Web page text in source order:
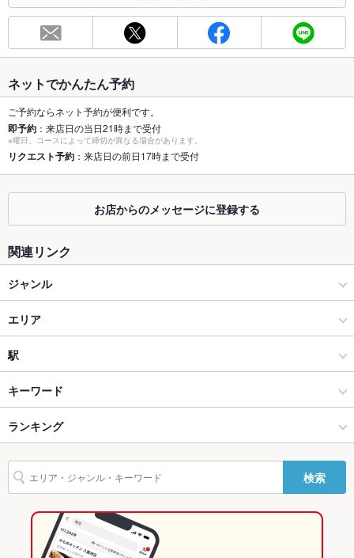
総席数 40席(カウンター4席、テーブル4名×10)
最大宴会収
30人(30名まで)
個室 あり ：半個室3室
座敷 あり
掘りごたつ あり
カウンター あり
ソファー なし
テラス席
貸切
設備
Wi-Fi
ー
駐車場
その他設備 －
その他
飲み放題 あり ：コースのみ利用可。
食べ放題 あり ：飲み放題込み
ネットでかんたん予約
ご予約ならネット予約が便利です。
即予約 ：来店日の当日21時まで受付
※曜日、コースによって締切が異なる場合があります。
リクエスト予約 ：来店日の前日17時まで受付
お店からのメッセージに登録する
関連リンク
ジャンル
焼肉・ホルモン
焼肉
金沢(片町･香林坊･にし茶屋周辺) × 焼肉・ホルモン
金沢(片町･香林坊･にし茶屋周辺) × 焼肉
金沢駅 × 焼肉・ホルモン
金沢駅 × 焼肉
エリア
片町
片町 × 焼肉・ホルモン
片町 × 焼肉
石川
石川 × 焼肉・ホルモン
石川 × 焼肉
駅
金沢駅
キーワード
エビ料理 冷麺
ランキング
石川のグルメランキング
石川の焼肉・ホルモンランキング
金沢(片町･香林坊･にし茶屋周辺)のグルメランキング
検索